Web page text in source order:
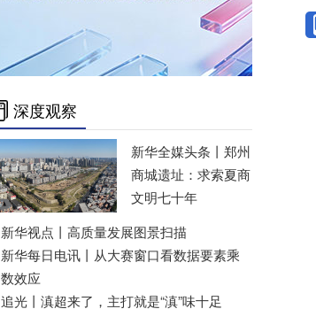
深度观察
新华全媒头条丨 郑州
商城遗址：求索夏商
文明七十年
新华视点丨 高质量发展图景扫描
新华每日电讯丨
从大赛窗口看数据要素乘
数效应
追光丨 滇超来了，主打就是“滇”味十足